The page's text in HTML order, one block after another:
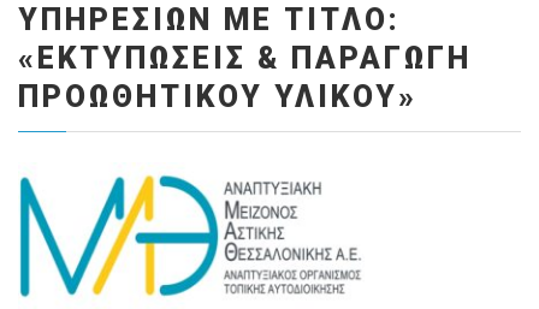
ΥΠΗΡΕΣΙΏΝ ΜΕ ΤΊΤΛΟ:
«ΕΚΤΥΠΏΣΕΙΣ & ΠΑΡΑΓΩΓΉ
ΠΡΟΩΘΗΤΙΚΟΎ ΥΛΙΚΟΎ»